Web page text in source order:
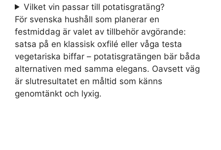
Vilket vin passar till potatisgratäng?
För svenska hushåll som planerar en
festmiddag är valet av tillbehör avgörande:
satsa på en klassisk oxfilé eller våga testa
vegetariska biffar – potatisgratängen bär båda
alternativen med samma elegans. Oavsett väg
är slutresultatet en måltid som känns
genomtänkt och lyxig.